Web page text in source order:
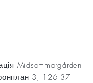
Midsommargården
3, 126 37